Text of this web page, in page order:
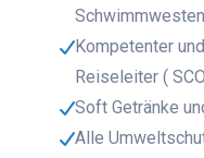
Kompetenter
Reiseleiter (
Soft Getränke
Alle